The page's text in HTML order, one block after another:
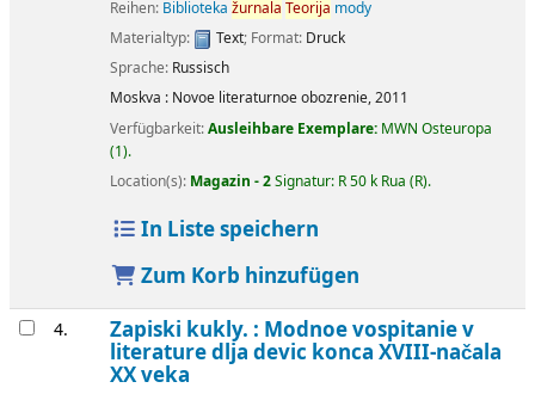
Reihen: Biblioteka žurnala Teorija mody
Materialtyp:
Text; Format: Druck
Sprache: Russisch
Moskva : Novoe literaturnoe obozrenie,2011
Verfügbarkeit:Ausleihbare Exemplare: MWN Osteuropa
(1).
Location(s): Magazin - 2Signatur: R 50 k Rua (R).
In Liste speichern
Zum Korb hinzufügen
4. Zapiski kukly. : Modnoe vospitanie v
literature dlja devic konca XVIII-načala
XX veka